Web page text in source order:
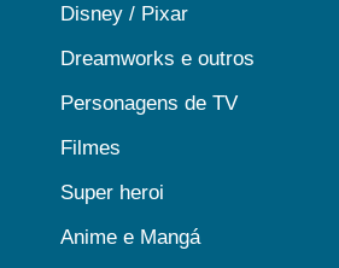
Disney / Pixar
Dreamworks e outros
Personagens de TV
Filmes
Super heroi
Anime e Mangá